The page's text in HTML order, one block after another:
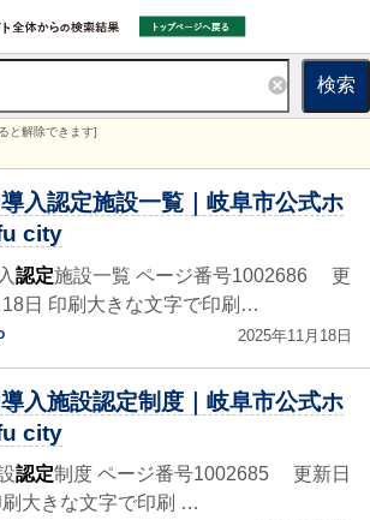
検索
と解除できます]
入認定施設一覧｜岐阜市公式ホ
city
認定施設一覧 ページ番号1002686 更
日 印刷大きな文字で印刷…
2025年11月18日
入施設認定制度｜岐阜市公式ホ
city
認定制度 ページ番号1002685 更新日
大きな文字で印刷 …